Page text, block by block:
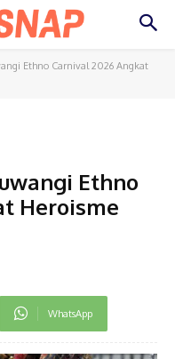
Ethno Carnival 2026 Angkat
Ethno
Heroisme
WhatsApp